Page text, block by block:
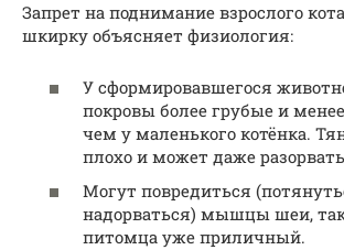
Запрет на поднимание взрослого
шкирку объясняет физиология:
У сформировавшегося
покровы более грубые и
чем у маленького котёнка.
плохо и может даже
Могут повредиться
надорваться) мышцы шеи, так
питомца уже приличный.